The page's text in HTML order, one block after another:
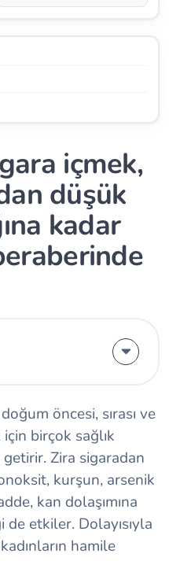
içmek,
düşük
kadar
öncesi, sırası ve
birçok sağlık
Zira sigaradan
kurşun, arsenik
kan dolaşımına
etkiler. Dolayısıyla
hamile